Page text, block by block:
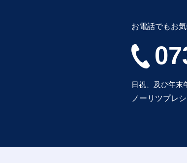
お電話でもお
日祝、及び年末
ノーリツプレ